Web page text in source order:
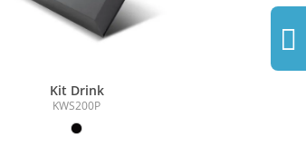
Kit Drink
KWS200P